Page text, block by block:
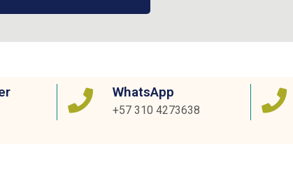
WhatsApp
+57 310 4273638